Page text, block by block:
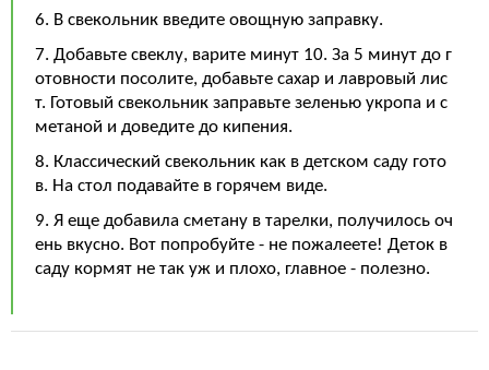
6. В свекольник введите овощную заправку.
7. Добавьте свеклу, варите минут 10. За 5 минут до г
отовности посолите, добавьте сахар и лавровый лис
т. Готовый свекольник заправьте зеленью укропа и с
метаной и доведите до кипения.
8. Классический свекольник как в детском саду гото
в. На стол подавайте в горячем виде.
9. Я еще добавила сметану в тарелки, получилось оч
ень вкусно. Вот попробуйте - не пожалеете! Деток в
саду кормят не так уж и плохо, главное - полезно.